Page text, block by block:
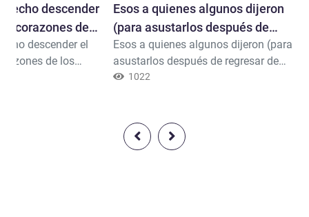
Esos a quienes algunos dijeron
(para asustarlos después de
regresar de Uhud):
Esos a quienes algunos dijeron (para
asustarlos después de regresar de
Uhud): “(Los idólatras de La Meca)
aumentar su fe, y dijeron: “Al-lah nos
basta (contra ellos); ¡y qué excelente
1022
hecho descender
corazones de
descender el
de los